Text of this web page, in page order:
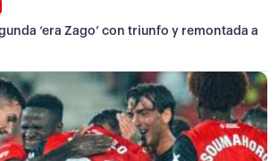
‘era Zago’ con triunfo y remontada a